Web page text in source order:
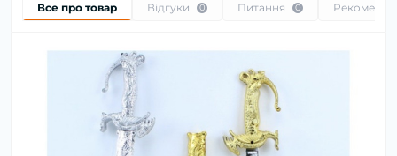
Все про товар Відгуки 0 Питання 0